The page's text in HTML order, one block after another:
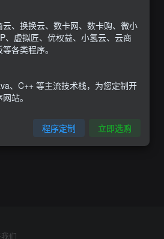
们
、换换云、数卡网、数卡购、微小
、虚拟匠、优权益、小氢云、云商
各类程序。
、C++ 等主流技术栈，为您定制开
站。
程序定制 立即选购